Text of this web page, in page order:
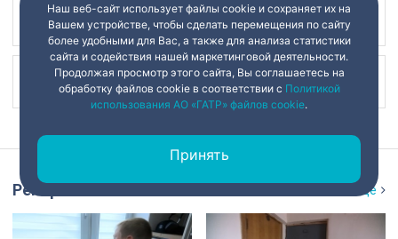
Наш канал в
Наш канал в
Репортаж Ещё
Наш веб-сайт использует файлы cookie и сохраняет их на
Вашем устройстве, чтобы сделать перемещения по сайту
более удобными для Вас, а также для анализа статистики
сайта и содействия нашей маркетинговой деятельности.
Продолжая просмотр этого сайта, Вы соглашаетесь на
обработку файлов cookie в соответствии с Политикой
использования АО «ГАТР» файлов cookie.
Принять